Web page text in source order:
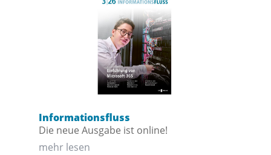
Informationsfluss
Die neue Ausgabe ist online!
mehr lesen